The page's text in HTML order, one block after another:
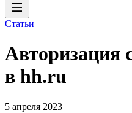
Статьи
Авторизация
в hh.ru
5 апреля 2023